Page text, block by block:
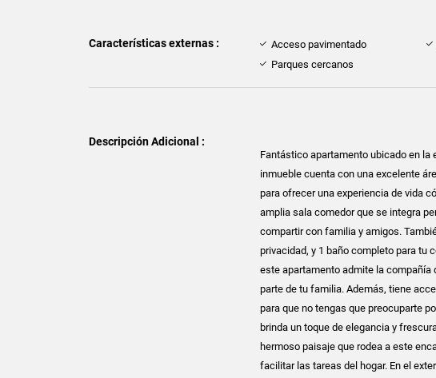
Características externas : Acceso pavimentado
Parques cercanos
Descripción Adicional :
Fantástico apartamento ubicado en la
inmueble cuenta con una excelente
para ofrecer una experiencia de vida
amplia sala comedor que se integra
compartir con familia y amigos.
privacidad, y 1 baño completo para tu
este apartamento admite la compañía
parte de tu familia. Además, tiene
para que no tengas que preocuparte
brinda un toque de elegancia y
hermoso paisaje que rodea a este
facilitar las tareas del hogar. En el